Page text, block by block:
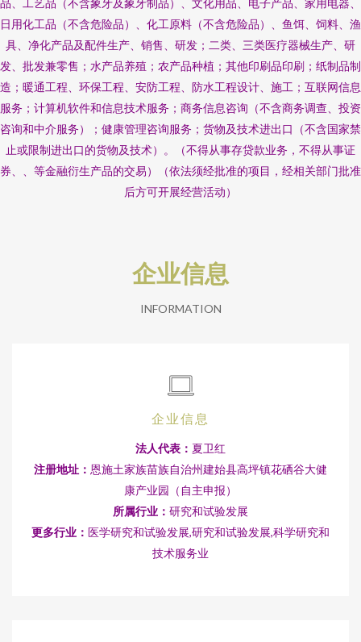
品、工艺品（不含象牙及象牙制品）、文化用品、电子产品、家用电器、
日用化工品（不含危险品）、化工原料（不含危险品）、鱼饵、饲料、渔
具、净化产品及配件生产、销售、研发；二类、三类医疗器械生产、研
发、批发兼零售；水产品养殖；农产品种植；其他印刷品印刷；纸制品制
造；暖通工程、环保工程、安防工程、防水工程设计、施工；互联网信息
服务；计算机软件和信息技术服务；商务信息咨询（不含商务调查、投资
咨询和中介服务）；健康管理咨询服务；货物及技术进出口（不含国家禁
止或限制进出口的货物及技术）。（不得从事存贷款业务，不得从事证
券、、等金融衍生产品的交易）（依法须经批准的项目，经相关部门批准
后方可开展经营活动）
企业信息
INFORMATION
企业信息
法人代表： 夏卫红
注册地址： 恩施土家族苗族自治州建始县高坪镇花硒谷大健
康产业园（自主申报）
所属行业： 研究和试验发展
更多行业： 医学研究和试验发展,研究和试验发展,科学研究和
技术服务业